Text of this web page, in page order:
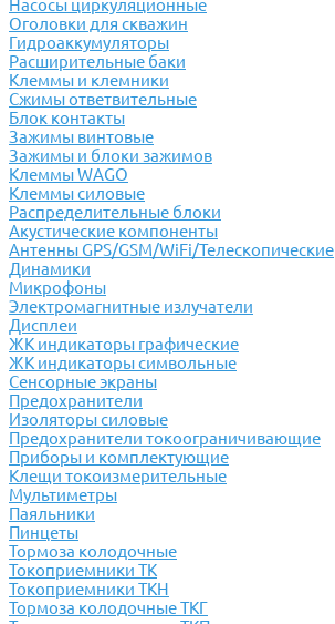
Насосы циркуляционные
Оголовки для скважин
Гидроаккумуляторы
Расширительные баки
Клеммы и клемники
Cжимы ответвительные
Блок контакты
Зажимы винтовые
Зажимы и блоки зажимов
Клеммы WAGO
Клеммы силовые
Распределительные блоки
Акустические компоненты
Антенны GPS/GSM/WiFi/Телескопические
Динамики
Микрофоны
Электромагнитные излучатели
Дисплеи
ЖК индикаторы графические
ЖК индикаторы символьные
Сенсорные экраны
Предохранители
Изоляторы силовые
Предохранители токоограничивающие
Приборы и комплектующие
Клещи токоизмерительные
Мультиметры
Паяльники
Пинцеты
Тормоза колодочные
Токоприемники ТК
Токоприемники ТКН
Тормоза колодочные ТКГ